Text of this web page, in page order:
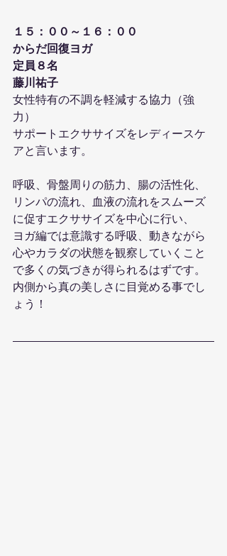
１５：００～１６：００
からだ回復ヨガ
定員８名
藤川祐子
女性特有の不調を軽減する協力（強
力）
サポートエクササイズをレディースケ
アと言います。
呼吸、骨盤周りの筋力、腸の活性化、
リンパの流れ、血液の流れをスムーズ
に促すエクササイズを中心に行い、
ヨガ編では意識する呼吸、動きながら
心やカラダの状態を観察していくこと
で多くの気づきが得られるはずです。
内側から真の美しさに目覚める事でし
ょう！